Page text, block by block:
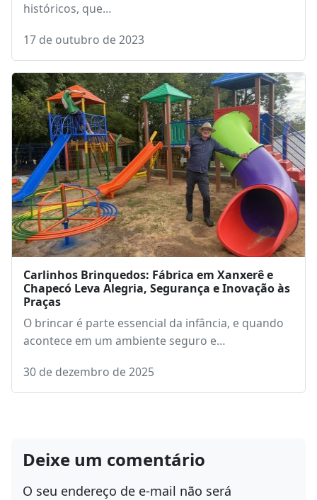
históricos, que…
17 de outubro de 2023
Carlinhos Brinquedos: Fábrica em Xanxerê e
Chapecó Leva Alegria, Segurança e Inovação às
Praças
O brincar é parte essencial da infância, e quando
acontece em um ambiente seguro e…
30 de dezembro de 2025
Deixe um comentário
O seu endereço de e-mail não será